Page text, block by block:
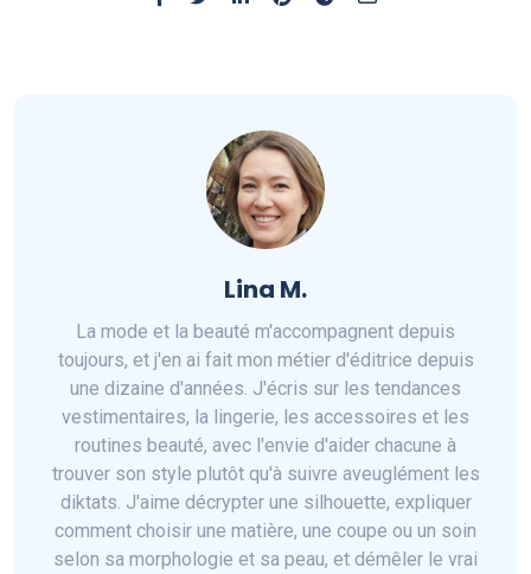
Lina M.
La mode et la beauté m'accompagnent depuis
toujours, et j'en ai fait mon métier d'éditrice depuis
une dizaine d'années. J'écris sur les tendances
vestimentaires, la lingerie, les accessoires et les
routines beauté, avec l'envie d'aider chacune à
trouver son style plutôt qu'à suivre aveuglément les
diktats. J'aime décrypter une silhouette, expliquer
comment choisir une matière, une coupe ou un soin
selon sa morphologie et sa peau, et démêler le vrai